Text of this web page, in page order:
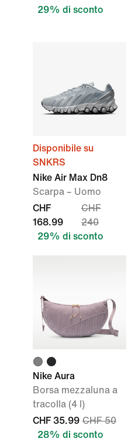
29% di sconto
Disponibile su
SNKRS
Nike Air Max Dn8
Scarpa – Uomo
CHF
168.99
CHF
240
29% di sconto
Nike Aura
Borsa mezzaluna a
tracolla (4 l)
CHF 35.99 CHF 50
28% di sconto